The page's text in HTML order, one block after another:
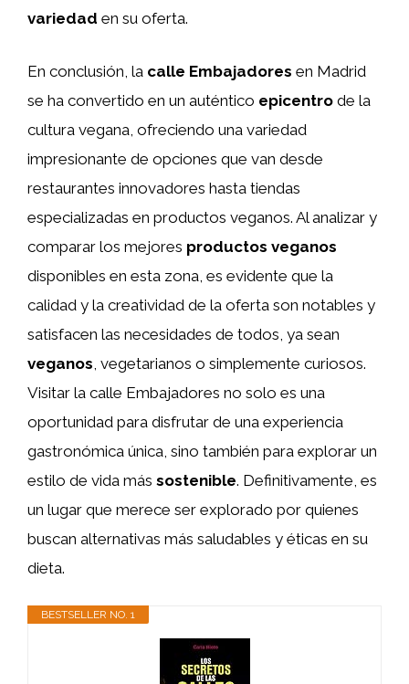
variedad en su oferta.
En conclusión, la calle Embajadores en Madrid
se ha convertido en un auténtico epicentro de la
cultura vegana, ofreciendo una variedad
impresionante de opciones que van desde
restaurantes innovadores hasta tiendas
especializadas en productos veganos. Al analizar y
comparar los mejores productos veganos
disponibles en esta zona, es evidente que la
calidad y la creatividad de la oferta son notables y
satisfacen las necesidades de todos, ya sean
veganos , vegetarianos o simplemente curiosos.
Visitar la calle Embajadores no solo es una
oportunidad para disfrutar de una experiencia
gastronómica única, sino también para explorar un
estilo de vida más sostenible. Definitivamente, es
un lugar que merece ser explorado por quienes
buscan alternativas más saludables y éticas en su
dieta.
BESTSELLER NO. 1